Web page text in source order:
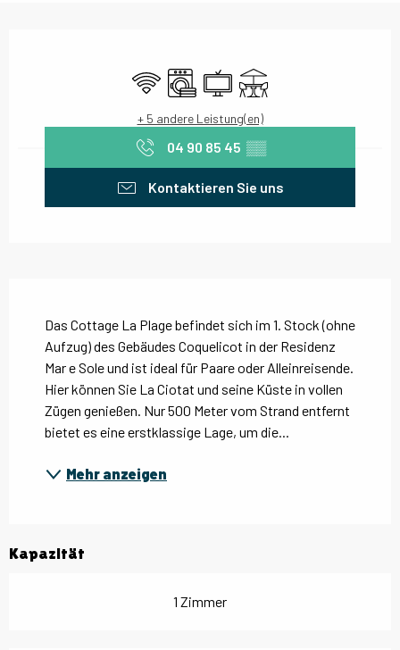
Wi-Fi Waschmaschine
Fernsehen
Terrasse
+ 5 andere Leistung(en)
04 90 85 45 ▒▒
Kontaktieren Sie uns
Das Cottage La Plage befindet sich im 1. Stock (ohne
Aufzug) des Gebäudes Coquelicot in der Residenz
Mar e Sole und ist ideal für Paare oder Alleinreisende.
Hier können Sie La Ciotat und seine Küste in vollen
Zügen genießen. Nur 500 Meter vom Strand entfernt
bietet es eine erstklassige Lage, um die...
Mehr anzeigen
Kapazität
1 Zimmer